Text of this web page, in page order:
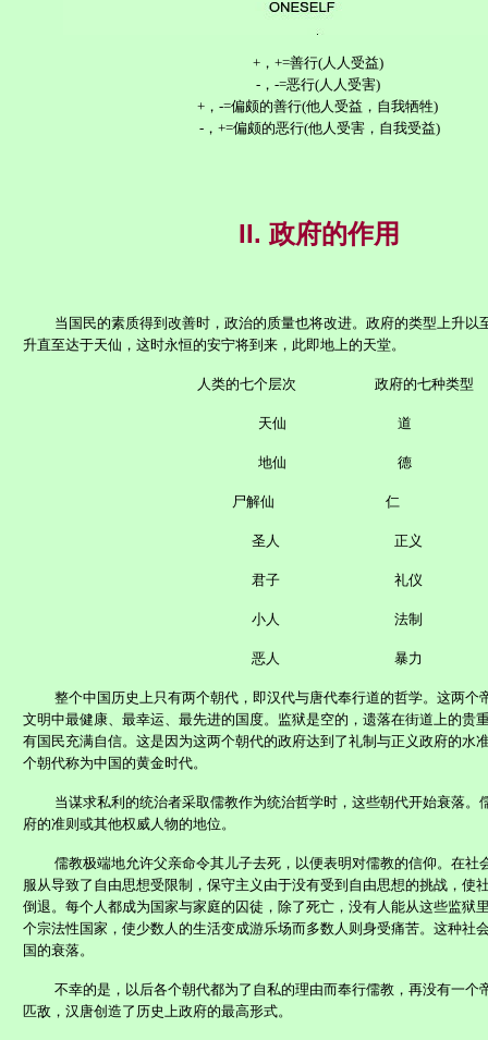
+，+=善行(人人受益)
-，-=恶行(人人受害)
+，-=偏颇的善行(他人受益，自我牺牲)
-，+=偏颇的恶行(他人受害，自我受益)
II. 政府的作用
当国民的素质得到改善时，政治的质量也将改进。政府的类型上升以
升直至达于天仙，这时永恒的安宁将到来，此即地上的天堂。
人类的七个层次 政府的七种类型
天仙 道
地仙 德
尸解仙 仁
圣人 正义
君子 礼仪
小人 法制
恶人 暴力
整个中国历史上只有两个朝代，即汉代与唐代奉行道的哲学。这两个
文明中最健康、最幸运、最先进的国度。监狱是空的，遗落在街道上的贵
有国民充满自信。这是因为这两个朝代的政府达到了礼制与正义政府的水
个朝代称为中国的黄金时代。
当谋求私利的统治者采取儒教作为统治哲学时，这些朝代开始衰落。
府的准则或其他权威人物的地位。
儒教极端地允许父亲命令其儿子去死，以便表明对儒教的信仰。在社
服从导致了自由思想受限制，保守主义由于没有受到自由思想的挑战，使
倒退。每个人都成为国家与家庭的囚徒，除了死亡，没有人能从这些监狱
个宗法性国家，使少数人的生活变成游乐场而多数人则身受痛苦。这种社
国的衰落。
不幸的是，以后各个朝代都为了自私的理由而奉行儒教，再没有一个
匹敌，汉唐创造了历史上政府的最高形式。